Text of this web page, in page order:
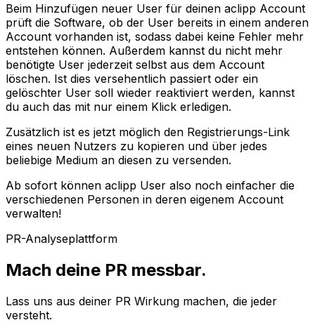
Beim Hinzufügen neuer User für deinen aclipp Account
prüft die Software, ob der User bereits in einem anderen
Account vorhanden ist, sodass dabei keine Fehler mehr
entstehen können. Außerdem kannst du nicht mehr
benötigte User jederzeit selbst aus dem Account
löschen. Ist dies versehentlich passiert oder ein
gelöschter User soll wieder reaktiviert werden, kannst
du auch das mit nur einem Klick erledigen.
Zusätzlich ist es jetzt möglich den Registrierungs-Link
eines neuen Nutzers zu kopieren und über jedes
beliebige Medium an diesen zu versenden.
Ab sofort können aclipp User also noch einfacher die
verschiedenen Personen in deren eigenem Account
verwalten!
PR-Analyseplattform
Mach deine PR messbar.
Lass uns aus deiner PR Wirkung machen, die jeder
versteht.